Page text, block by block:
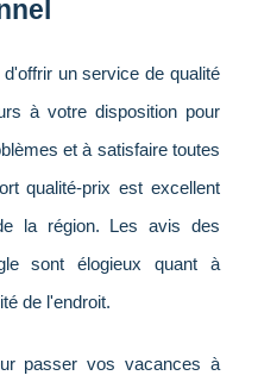
un service de qualité
à votre disposition pour
et à satisfaire toutes
qualité-prix est excellent
la région. Les avis des
sont élogieux quant à
de l'endroit.
passer vos vacances à